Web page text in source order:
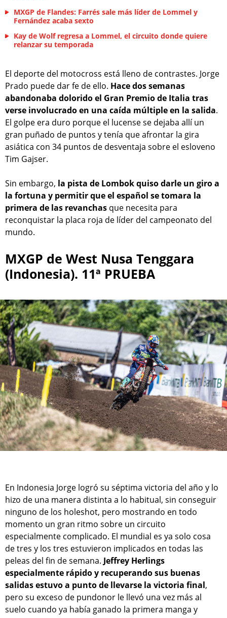
MXGP de Flandes: Farrés sale más líder de Lommel y
Fernández acaba sexto
Kay de Wolf regresa a Lommel, el circuito donde quiere
relanzar su temporada
El deporte del motocross está lleno de contrastes. Jorge
Prado puede dar fe de ello. Hace dos semanas
abandonaba dolorido el Gran Premio de Italia tras
verse involucrado en una caída múltiple en la salida.
El golpe era duro porque el lucense se dejaba allí un
gran puñado de puntos y tenía que afrontar la gira
asiática con 34 puntos de desventaja sobre el esloveno
Tim Gajser.
Sin embargo, la pista de Lombok quiso darle un giro a
la fortuna y permitir que el español se tomara la
primera de las revanchas que necesita para
reconquistar la placa roja de líder del campeonato del
mundo.
MXGP de West Nusa Tenggara
(Indonesia). 11ª PRUEBA
En Indonesia Jorge logró su séptima victoria del año y lo
hizo de una manera distinta a lo habitual, sin conseguir
ninguno de los holeshot, pero mostrando en todo
momento un gran ritmo sobre un circuito
especialmente complicado. El mundial es ya solo cosa
de tres y los tres estuvieron implicados en todas las
peleas del fin de semana. Jeffrey Herlings
especialmente rápido y recuperando sus buenas
salidas estuvo a punto de llevarse la victoria final,
pero su exceso de pundonor le llevó una vez más al
suelo cuando ya había ganado la primera manga y